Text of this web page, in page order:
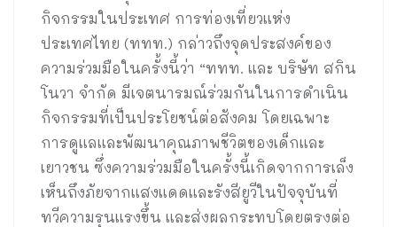
กิจกรรมในประเทศ การท่องเที่ยวแห่ง
ประเทศไทย (ททท.) กล่าวถึงจุดประสงค์ของ
ความร่วมมือในครั้งนี้ว่า “ททท. และ บริษัท สกิน
โนวา จำกัด มีเจตนารมณ์ร่วมกันในการดำเนิน
กิจกรรมที่เป็นประโยชน์ต่อสังคม โดยเฉพาะ
การดูแลและพัฒนาคุณภาพชีวิตของเด็กและ
เยาวชน ซึ่งความร่วมมือในครั้งนี้เกิดจากการเล็ง
เห็นถึงภัยจากแสงแดดและรังสียูวีในปัจจุบันที่
ทวีความรุนแรงขึ้น และส่งผลกระทบโดยตรงต่อ